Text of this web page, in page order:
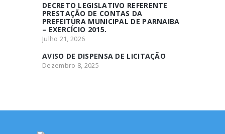
DECRETO LEGISLATIVO REFERENTE
PRESTAÇÃO DE CONTAS DA
PREFEITURA MUNICIPAL DE PARNAIBA
– EXERCÍCIO 2015.
Julho 21, 2026
AVISO DE DISPENSA DE LICITAÇÃO
Dezembro 8, 2025